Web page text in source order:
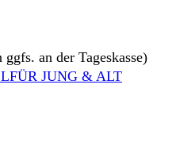
an der Tageskasse)
FÜR JUNG & ALT